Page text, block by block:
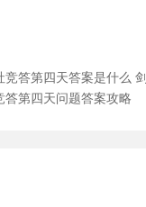
竞答第四天答案是什么 剑
答第四天问题答案攻略